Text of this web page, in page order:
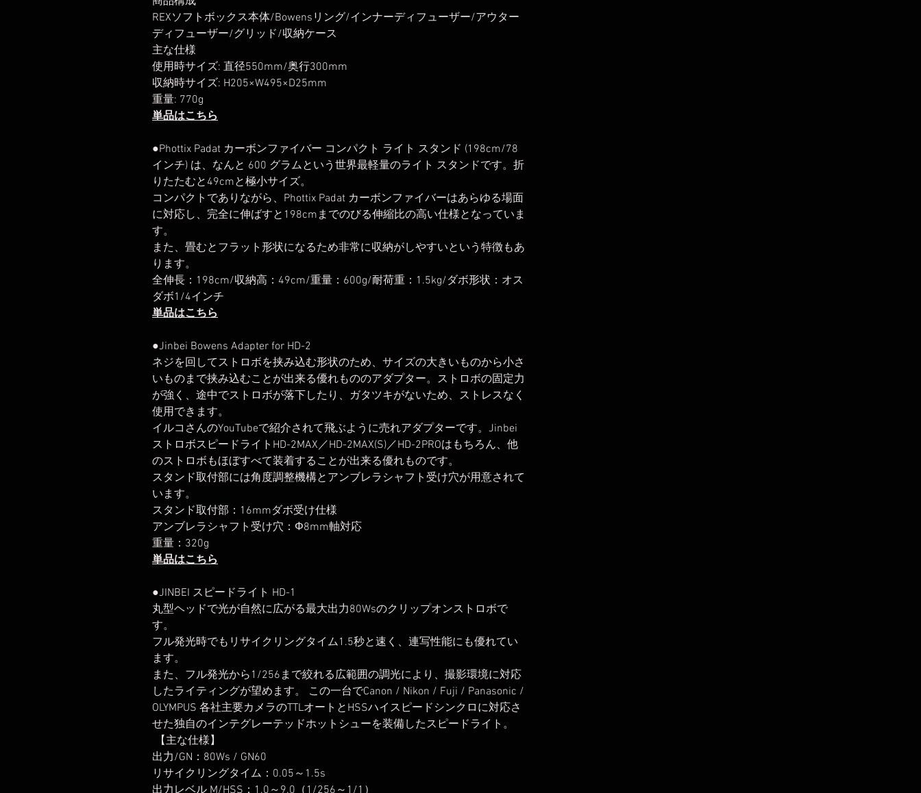
REXソフトボックス本体/Bowensリング/インナーディフューザー/アウター
ディフューザー/グリッド/収納ケース
主な仕様
使用時サイズ: 直径550mm/奥行300mm
収納時サイズ: H205×W495×D25mm
重量: 770g
単品はこちら
●Phottix Padat カーボンファイバー コンパクト ライト スタンド (198cm/78
インチ) は、なんと 600 グラムという世界最軽量のライト スタンドです。折
りたたむと49cmと極小サイズ。
コンパクトでありながら、Phottix Padat カーボンファイバーはあらゆる場面
に対応し、完全に伸ばすと198cmまでのびる伸縮比の高い仕様となっていま
す。
また、畳むとフラット形状になるため非常に収納がしやすいという特徴もあ
ります。
全伸長：198cm/収納高：49cm/重量：600g/耐荷重：1.5kg/ダボ形状：オス
ダボ1/4インチ
単品はこちら
●Jinbei Bowens Adapter for HD-2
ネジを回してストロボを挟み込む形状のため、サイズの大きいものから小さ
いものまで挟み込むことが出来る優れもののアダプター。ストロボの固定力
が強く、途中でストロボが落下したり、ガタツキがないため、ストレスなく
使用できます。
イルコさんのYouTubeで紹介されて飛ぶように売れアダプターです。Jinbei
ストロボスピードライトHD-2MAX／HD-2MAX(S)／HD-2PROはもちろん、他
のストロボもほぼすべて装着することが出来る優れものです。
スタンド取付部には角度調整機構とアンブレラシャフト受け穴が用意されて
います。
スタンド取付部：16mmダボ受け仕様
アンブレラシャフト受け穴：Φ8mm軸対応
重量：320g
単品はこちら
●JINBEI スピードライト HD-1
丸型ヘッドで光が自然に広がる最大出力80Wsのクリップオンストロボで
す。
フル発光時でもリサイクリングタイム1.5秒と速く、連写性能にも優れてい
ます。
また、フル発光から1/256まで絞れる広範囲の調光により、撮影環境に対応
したライティングが望めます。 この一台でCanon / Nikon / Fuji / Panasonic /
OLYMPUS 各社主要カメラのTTLオートとHSSハイスピードシンクロに対応さ
せた独自のインテグレーテッドホットシューを装備したスピードライト。
【主な仕様】
出力/GN：80Ws / GN60
リサイクリングタイム：0.05～1.5s
出力レベル M/HSS：1.0～9.0（1/256～1/1）